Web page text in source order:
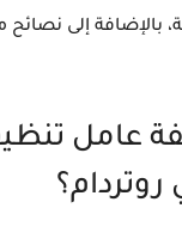
بالإضافة إلى
عامل